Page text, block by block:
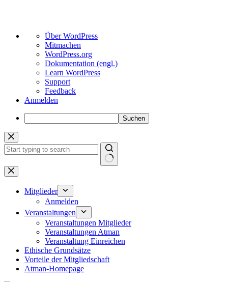
Über
WordPress
Über WordPress
Mitmachen
WordPress.org
Dokumentation (engl.)
Learn WordPress
Support
Feedback
Anmelden
Suchen
Zum
Inhalt
springen
Keine
Ergebnisse
Mitglieder
Anmelden
Veranstaltungen
Veranstaltungen Mitglieder
Veranstaltungen Atman
Veranstaltung Einreichen
Ethische Grundsätze
Vorteile der Mitgliedschaft
Atman-Homepage